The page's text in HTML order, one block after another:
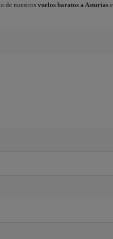
de nuestros vuelos baratos a Asturias